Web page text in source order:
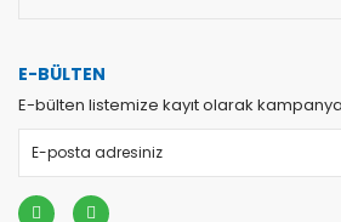
E-BÜLTEN
E-bülten listemize kayıt olarak